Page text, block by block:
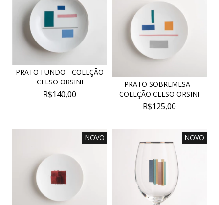
PRATO FUNDO - COLEÇÃO
CELSO ORSINI
R$140,00
PRATO SOBREMESA -
COLEÇÃO CELSO ORSINI
R$125,00
NOVO NOVO